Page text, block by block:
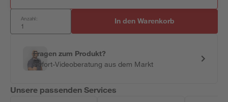
Anzahl: In den Warenkorb
Fragen zum Produkt?
Sofort-Videoberatung aus dem Markt
Unsere passenden Services